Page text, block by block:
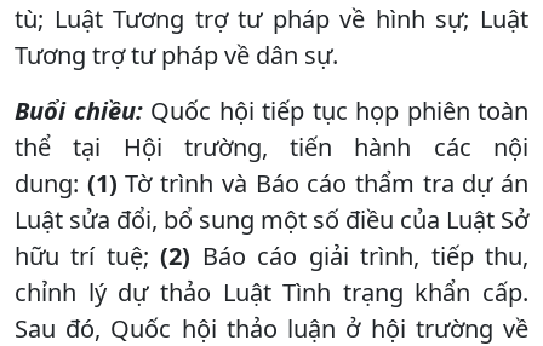
tù; Luật Tương trợ tư pháp về hình sự; Luật
Tương trợ tư pháp về dân sự.
Buổi chiều: Quốc hội tiếp tục họp phiên toàn
thể tại Hội trường, tiến hành các nội
dung: (1) Tờ trình và Báo cáo thẩm tra dự án
Luật sửa đổi, bổ sung một số điều của Luật Sở
hữu trí tuệ;(2) Báo cáo giải trình, tiếp thu,
chỉnh lý dự thảo Luật Tình trạng khẩn cấp.
Sau đó, Quốc hội thảo luận ở hội trường về